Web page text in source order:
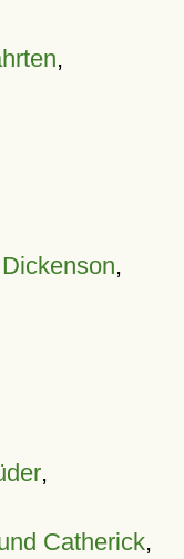
,
,
,
Catherick,